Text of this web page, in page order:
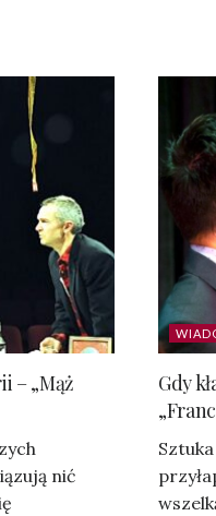
– „Mąż
nić
Gdy